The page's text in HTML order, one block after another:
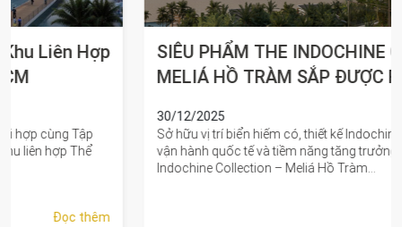
SIÊU PHẨM THE INDOCHINE COLLECTION -
MELIÁ HỒ TRÀM SẮP ĐƯỢC RA MẮT
Sở hữu vị trí biển hiếm có, thiết kế Indochine tinh tế, tiêu chuẩn
vận hành quốc tế và tiềm năng tăng trưởng rõ nét, The
Indochine Collection – Meliá Hồ Tràm...